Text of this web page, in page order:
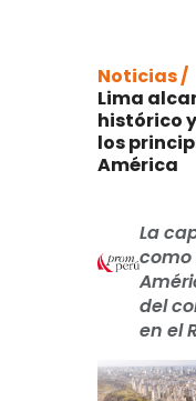
Noticias /
Lima
histórico
los
América
La
como
del
en el